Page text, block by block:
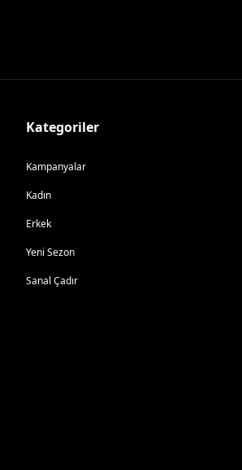
Kategoriler
Kampanyalar
Kadın
Erkek
Yeni Sezon
Sanal Çadır